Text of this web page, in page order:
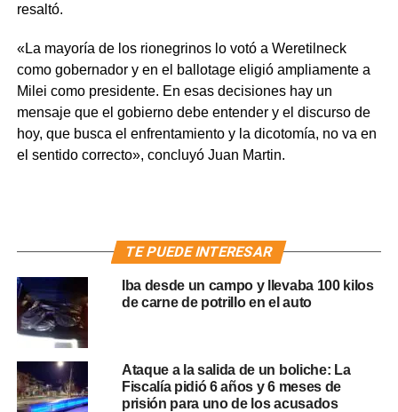
resaltó.
«La mayoría de los rionegrinos lo votó a Weretilneck
como gobernador y en el ballotage eligió ampliamente a
Milei como presidente. En esas decisiones hay un
mensaje que el gobierno debe entender y el discurso de
hoy, que busca el enfrentamiento y la dicotomía, no va en
el sentido correcto», concluyó Juan Martin.
TE PUEDE INTERESAR
Iba desde un campo y llevaba 100 kilos
de carne de potrillo en el auto
Ataque a la salida de un boliche: La
Fiscalía pidió 6 años y 6 meses de
prisión para uno de los acusados